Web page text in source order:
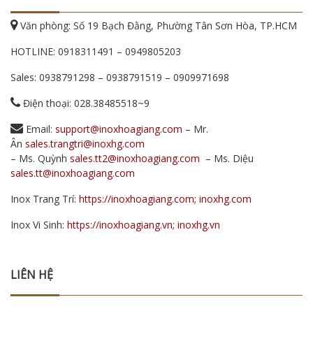
Văn phòng: Số 19 Bạch Đằng, Phường Tân Sơn Hòa, TP.HCM
HOTLINE: 0918311491 – 0949805203
Sales: 0938791298 – 0938791519 – 0909971698
Điện thoại: 028.38485518~9
Email: support@inoxhoagiang.com – Mr.
Ân sales.trangtri@inoxhg.com
– Ms. Quỳnh sales.tt2@inoxhoagiang.com – Ms. Diệu
sales.tt@inoxhoagiang.com
Inox Trang Trí: https://inoxhoagiang.com; inoxhg.com
Inox Vi Sinh: https://inoxhoagiang.vn; inoxhg.vn
LIÊN HỆ